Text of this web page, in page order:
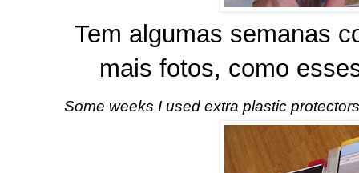
Tem algumas semanas
mais fotos, como
Some weeks I used extra plastic